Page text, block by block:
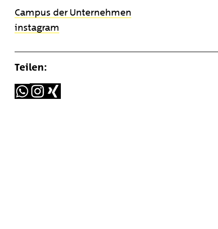
Campus der Unternehmen
instagram
Teilen: